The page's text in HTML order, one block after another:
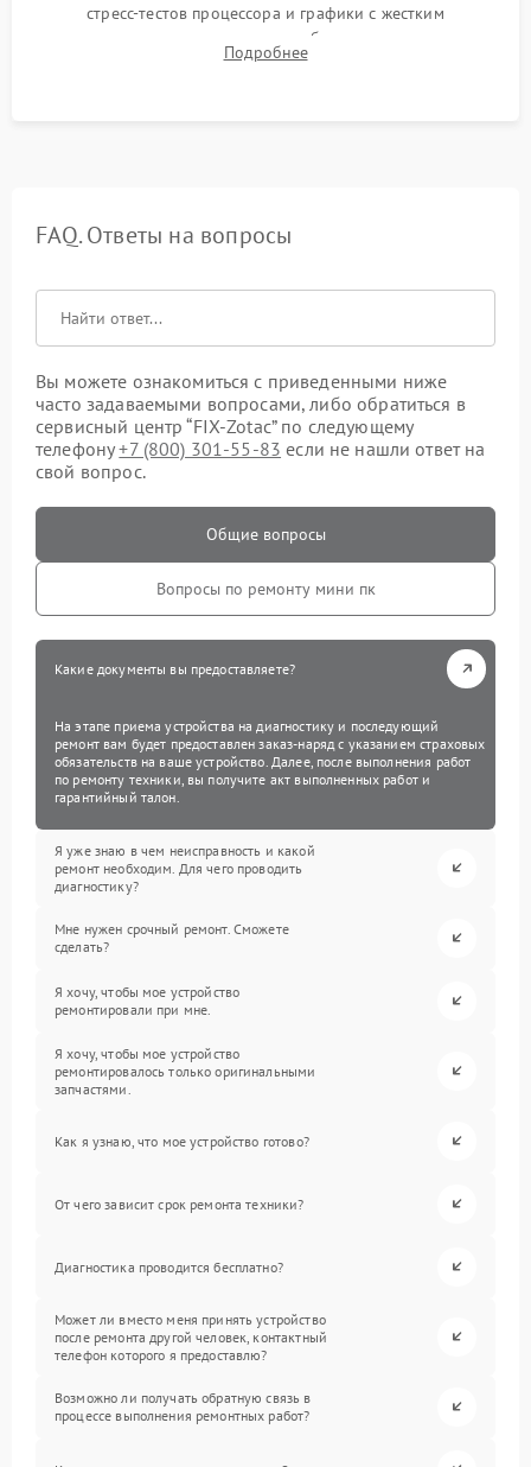
стресс-тестов процессора и графики с жестким
мониторингом температур во избежание троттлинга.
Проверка работы Wi-Fi, Bluetooth, звука и всех внешних
Подробнее
FAQ. Ответы на вопросы
Вы можете ознакомиться с приведенными ниже
часто задаваемыми вопросами, либо обратиться в
сервисный центр “FIX-Zotac” по следующему
телефону+7 (800) 301-55-83 если не нашли ответ на
свой вопрос.
Общие вопросы
Вопросы по ремонту мини пк
Какие документы вы предоставляете?
На этапе приема устройства на диагностику и последующий
ремонт вам будет предоставлен заказ-наряд с указанием страховых
обязательств на ваше устройство. Далее, после выполнения работ
по ремонту техники, вы получите акт выполненных работ и
гарантийный талон.
Я уже знаю в чем неисправность и какой
ремонт необходим. Для чего проводить
диагностику?
Мне нужен срочный ремонт. Сможете
сделать?
Я хочу, чтобы мое устройство
ремонтировали при мне.
Я хочу, чтобы мое устройство
ремонтировалось только оригинальными
запчастями.
Как я узнаю, что мое устройство готово?
От чего зависит срок ремонта техники?
Диагностика проводится бесплатно?
Может ли вместо меня принять устройство
после ремонта другой человек, контактный
телефон которого я предоставлю?
Возможно ли получать обратную связь в
процессе выполнения ремонтных работ?